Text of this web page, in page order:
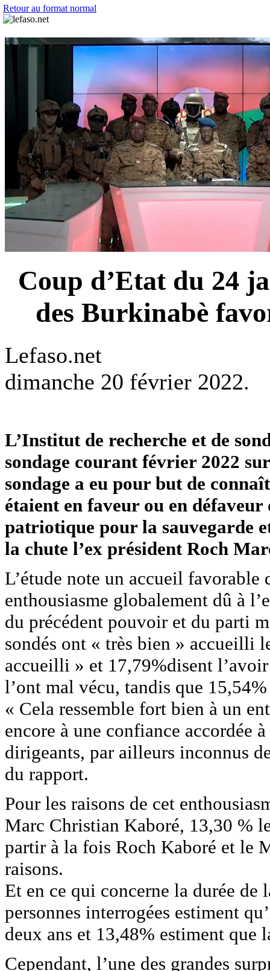
Retour au format normal
Coup d’Etat du 24
des Burkinabè
Lefaso.net
dimanche 20 février 2022.
L’Institut de recherche et de
sondage courant février 2022
sondage a eu pour but de
étaient en faveur ou en
patriotique pour la sauvegarde
la chute l’ex président Roch
L’étude note un accueil favorable
enthousiasme globalement dû à
du précédent pouvoir et du parti
sondés ont « très bien » accueilli
accueilli » et 17,79%disent
l’ont mal vécu, tandis que
« Cela ressemble fort bien à un
encore à une confiance accordée
dirigeants, par ailleurs inconnus
du rapport.
Pour les raisons de cet
Marc Christian Kaboré, 13,30 %
partir à la fois Roch Kaboré et le
raisons.
Et en ce qui concerne la durée
personnes interrogées estiment
deux ans et 13,48% estiment que
Cependant, l’une des grandes